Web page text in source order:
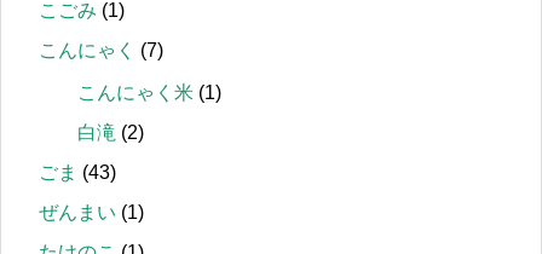
こごみ (1)
こんにゃく
(7)
こんにゃく米 (1)
白滝 (2)
ごま (43)
ぜんまい (1)